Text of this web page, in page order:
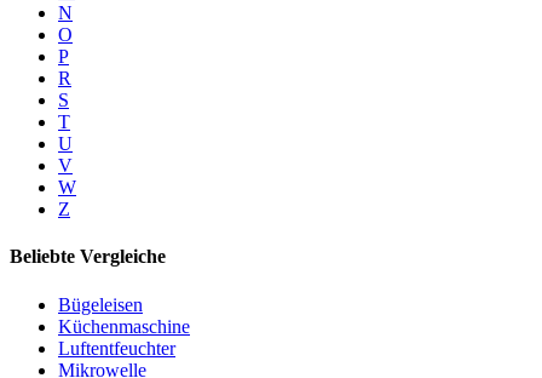
N
O
P
R
S
T
U
V
W
Z
Beliebte Vergleiche
Bügeleisen
Küchenmaschine
Luftentfeuchter
Mikrowelle